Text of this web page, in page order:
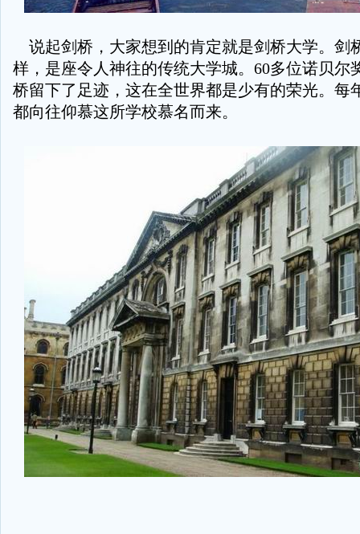
说起剑桥，大家想到的肯定就是剑桥大学。剑
样，是座令人神往的传统大学城。60多位诺贝尔
桥留下了足迹，这在全世界都是少有的荣光。每
都向往仰慕这所学校慕名而来。